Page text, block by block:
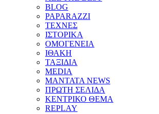
BLOG
PAPARAZZI
ΤΕΧΝΕΣ
ΙΣΤΟΡΙΚΑ
ΟΜΟΓΕΝΕΙΑ
ΙΘΑΚΗ
ΤΑΞΙΔΙΑ
MEDIA
MANTATA NEWS
ΠΡΩΤΗ ΣΕΛΙΔΑ
ΚΕΝΤΡΙΚΟ ΘΕΜΑ
REPLAY